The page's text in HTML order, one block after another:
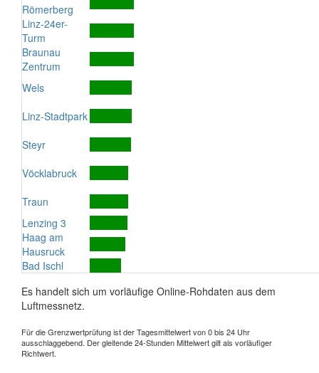
Römerberg
Linz-24er-
Turm
Braunau
Zentrum
Wels
Linz-Stadtpark
Steyr
Vöcklabruck
Traun
Lenzing 3
Haag am
Hausruck
Bad Ischl
Es handelt sich um vorläufige Online-Rohdaten aus dem
Luftmessnetz.
Für die Grenzwertprüfung ist der Tagesmittelwert von 0 bis 24 Uhr
ausschlaggebend. Der gleitende 24-Stunden Mittelwert gilt als vorläufiger
Richtwert.